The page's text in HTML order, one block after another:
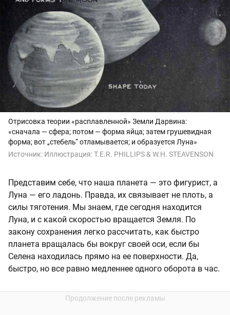
Отрисовка теории «расплавленной» Земли Дарвина:
«сначала — сфера; потом — форма яйца; затем грушевидная
форма; вот „стебель“ отламывается; и образуется Луна»
Источник: Иллюстрация: T.E.R. PHILLIPS & W.H. STEAVENSON
Представим себе, что наша планета — это фигурист, а
Луна — его ладонь. Правда, их связывает не плоть, а
силы тяготения. Мы знаем, где сегодня находится
Луна, и с какой скоростью вращается Земля. По
закону сохранения легко рассчитать, как быстро
планета вращалась бы вокруг своей оси, если бы
Селена находилась прямо на ее поверхности. Да,
быстро, но все равно медленнее одного оборота в час.